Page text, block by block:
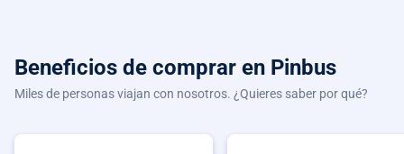
Beneficios de comprar en Pinbus
Miles de personas viajan con nosotros. ¿Quieres saber por qué?